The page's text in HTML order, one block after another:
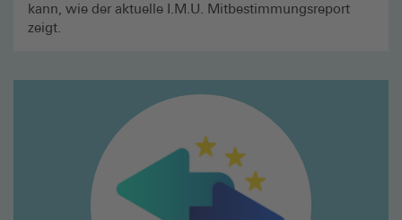
kann, wie der aktuelle I.M.U. Mitbestimmungsreport
zeigt.